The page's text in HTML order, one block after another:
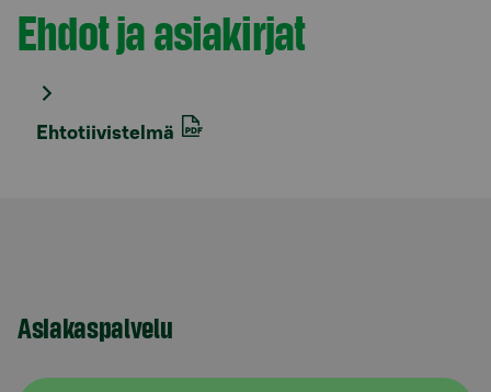
Osio otsikolla
Ehdot ja asiakirjat
Ehtotiivistelmä
Asiakaspalvelu